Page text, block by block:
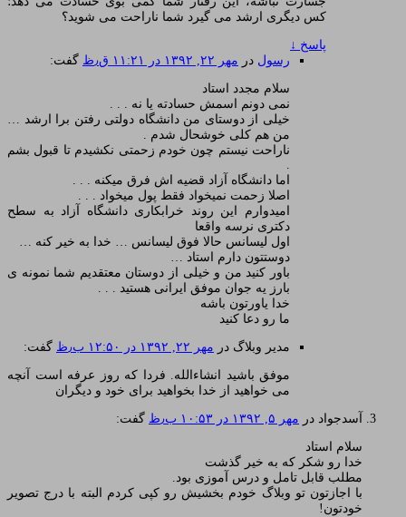
کس دیگری ارشد می گیرد شما ناراحت می شوید؟
پاسخ ↓
رسول در مهر ۲۲, ۱۳۹۲ در ۱۱:۲۱ ق٫ظ گفت:
سلام مجدد استاد
نمی دونم اسمش حسادته یا نه . . .
خیلی از دوستای من دانشگاه دولتی رفتن برا ارشد …
من هم کلی خوشحال شدم .
ناراحت نیستم چون خودم زحمتی نکشیدم تا قبول بشم
.
اما دانشگاه آزاد قضیه اش فرق میکنه . . .
اصلا زحمت نمیخواد فقط پول میخواد . . .
امیدوارم این روند خرابکاری دانشگاه آزاد به سطح
دکتری نرسه واقعا
اول لیسانس حالا فوق لیسانس … خدا به خیر کنه …
دوستتون دارم استاد …
باور کنید من و خیلی از دوستان معتقدیم شما نمونه ی
بارز یه جوان موفق ایرانی هستید . . .
خدا یاورتون باشه
ما رو دعا کنید
مدیر وبلاگ در مهر ۲۲, ۱۳۹۲ در ۱۲:۵۰ ب٫ظ گفت:
موفق باشید انشاءالله. فردا که روز عرفه است آنچه
می خواهید از خدا بخواهید برای خود و دیگران
آسدجواد در مهر ۵, ۱۳۹۲ در ۱۰:۵۳ ب٫ظ گفت:
سلام استاد
خدا رو شکر که به خیر گذشت
مطلب قابل تامل و درس آموزی بود.
با اجازتون تو وبلاگ خودم بخشیش رو کپی کردم البته با درج تصویر
خودتون!